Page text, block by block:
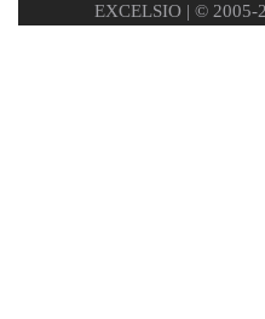
EXCELSIO | © 2005-